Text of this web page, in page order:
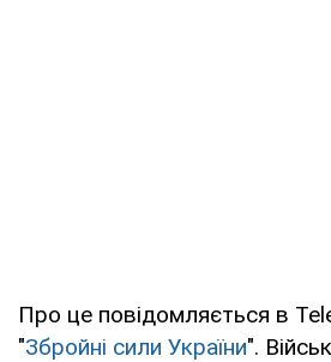
Про це повідомляється в
"Збройні сили України".